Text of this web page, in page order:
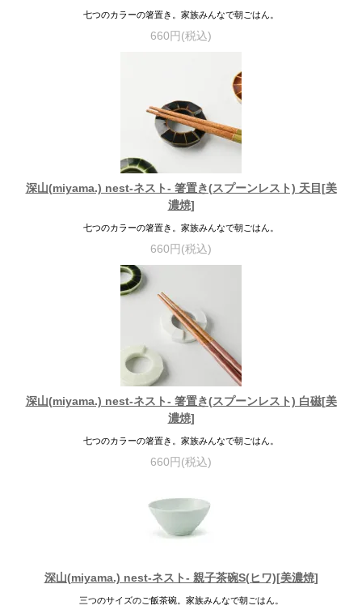
七つのカラーの箸置き。家族みんなで朝ごはん。
660円(税込)
深山(miyama.) nest-ネスト- 箸置き(スプーンレスト) 天目[美
濃焼]
七つのカラーの箸置き。家族みんなで朝ごはん。
660円(税込)
深山(miyama.) nest-ネスト- 箸置き(スプーンレスト) 白磁[美
濃焼]
七つのカラーの箸置き。家族みんなで朝ごはん。
660円(税込)
深山(miyama.) nest-ネスト- 親子茶碗S(ヒワ)[美濃焼]
三つのサイズのご飯茶碗。家族みんなで朝ごはん。